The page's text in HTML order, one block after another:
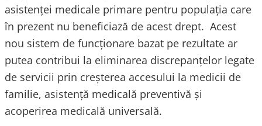
asistenței medicale primare pentru populația care
în prezent nu beneficiază de acest drept. Acest
nou sistem de funcționare bazat pe rezultate ar
putea contribui la eliminarea discrepanțelor legate
de servicii prin creșterea accesului la medicii de
familie, asistență medicală preventivă și
acoperirea medicală universală.